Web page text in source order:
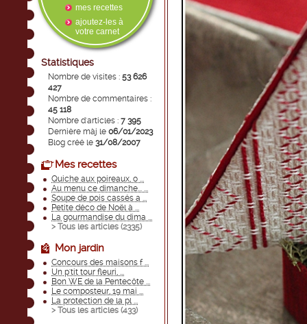
mes recettes
ajoutez-les à
votre carnet
Statistiques
Nombre de visites : 53 626
427
Nombre de commentaires :
45 118
Nombre d'articles : 7 395
Dernière màj le 06/01/2023
Blog créé le 31/08/2007
Mes recettes
Quiche aux poireaux, o ...
Au menu ce dimanche... ...
Soupe de pois cassés a ...
Petite déco de Noël à ...
La gourmandise du dima ...
> Tous les articles (2335)
Mon jardin
Concours des maisons f ...
Un p'tit tour fleuri, ...
Bon WE de la Pentecôte ...
Le composteur, 19 mai ...
La protection de la pl ...
> Tous les articles (433)